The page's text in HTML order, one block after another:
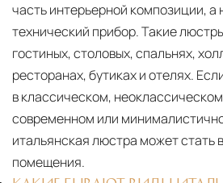
часть интерьерной композиции, а
технический прибор. Такие
гостиных, столовых, спальнях,
ресторанах, бутиках и отелях.
в классическом,
современном или
итальянская люстра может стать
помещения.